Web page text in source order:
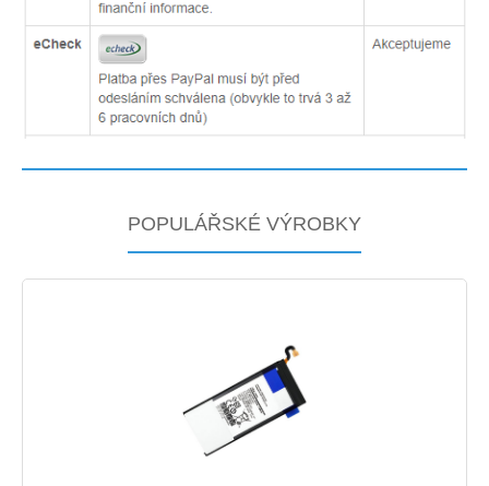
POPULÁŘSKÉ VÝROBKY